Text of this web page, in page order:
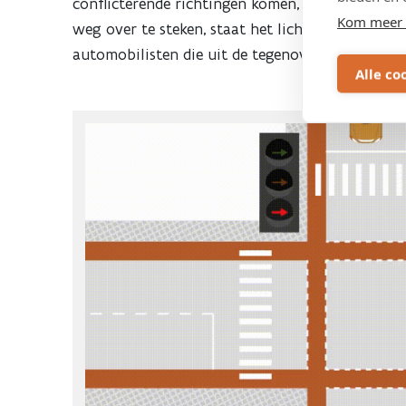
Kom
Alle
weg over te steken, staat het licht op rood
automobilisten die uit de tegenovergestelde